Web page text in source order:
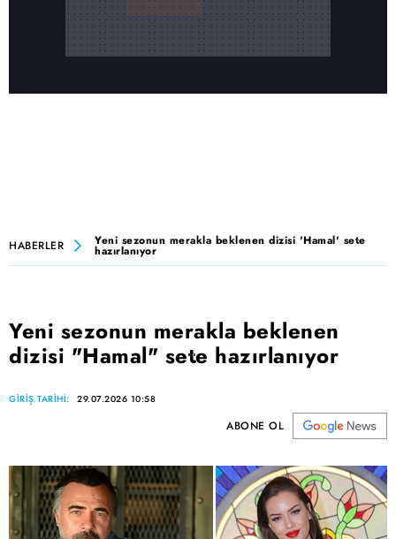
HABERLER Yeni sezonun merakla beklenen dizisi 'Hamal' sete
hazırlanıyor
Yeni sezonun merakla beklenen
dizisi "Hamal" sete hazırlanıyor
GİRİŞ TARİHİ: 29.07.2026 10:58
ABONE OL